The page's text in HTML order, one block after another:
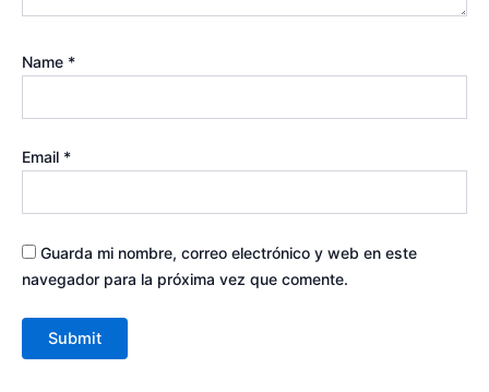
Name *
Email *
Guarda mi nombre, correo electrónico y web en este
navegador para la próxima vez que comente.